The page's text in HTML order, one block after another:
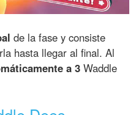
de la fase y consiste
hasta llegar al final. Al
a 3 Waddle